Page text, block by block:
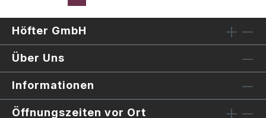
Höfter GmbH
Über Uns
Informationen
Öffnungszeiten vor Ort